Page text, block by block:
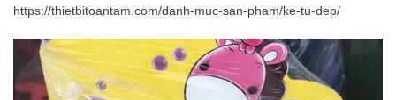
https://thietbitoantam.com/danh-muc-san-pham/ke-tu-dep/